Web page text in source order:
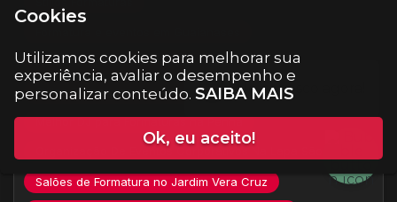
Formatura no Jardim Botânico
Stillos Formaturas na Liberdade
Melhor DJ para Formaturas na Penha
Organização De Eventos Corporativos Na Lapa São Paulo
Salões de Formatura no Jardim Vera Cruz
Cookies
Utilizamos cookies para melhorar sua
experiência, avaliar o desempenho e
personalizar conteúdo. SAIBA MAIS
Ok, eu aceito!